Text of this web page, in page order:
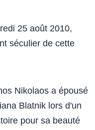
25 août 2010,
séculier de cette
Nikolaos a épousé
Blatnik lors d'un
pour sa beauté